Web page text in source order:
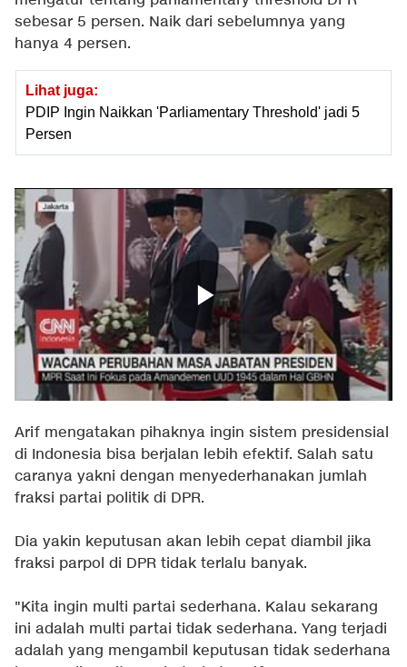
sebesar 5 persen. Naik dari sebelumnya yang
hanya 4 persen.
Lihat juga:
PDIP Ingin Naikkan 'Parliamentary Threshold' jadi 5
Persen
Arif mengatakan pihaknya ingin sistem presidensial
di Indonesia bisa berjalan lebih efektif. Salah satu
caranya yakni dengan menyederhanakan jumlah
fraksi partai politik di DPR.
Dia yakin keputusan akan lebih cepat diambil jika
fraksi parpol di DPR tidak terlalu banyak.
"Kita ingin multi partai sederhana. Kalau sekarang
ini adalah multi partai tidak sederhana. Yang terjadi
adalah yang mengambil keputusan tidak sederhana